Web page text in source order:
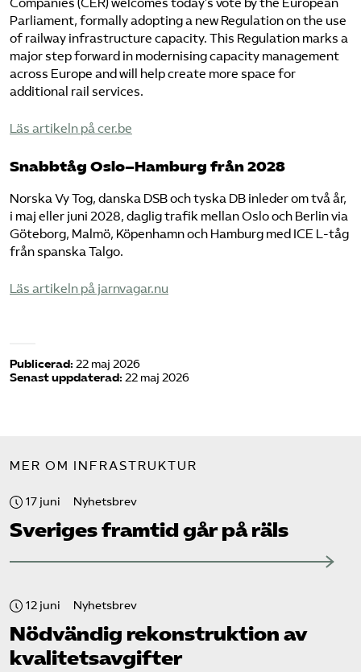
Companies (CER) welcomes today’s vote by the European
Parliament, formally adopting a new Regulation on the use
of railway infrastructure capacity. This Regulation marks a
major step forward in modernising capacity management
across Europe and will help create more space for
additional rail services.
​Läs artikeln på cer.be​
Snabbtåg Oslo–Hamburg från 2028
Norska Vy Tog, danska DSB och tyska DB inleder om två år,
i maj eller juni 2028, daglig trafik mellan Oslo och Berlin via
Göteborg, Malmö, Köpenhamn och Hamburg med ICE L-tåg
från spanska Talgo.
​Läs artikeln på jarnvagar.nu​
Publicerad: 22 maj 2026
Senast uppdaterad: 22 maj 2026
MER OM INFRASTRUKTUR
17 juni Nyhetsbrev
Sveriges framtid går på räls
12 juni Nyhetsbrev
Nödvändig rekonstruktion av
kvalitetsavgifter